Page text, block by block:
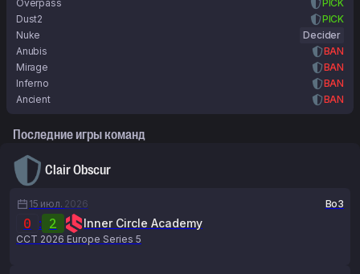
Overpass
PICK
Dust2
PICK
Nuke
Decider
Anubis
BAN
Mirage
BAN
Inferno
BAN
Ancient
BAN
Последние игры команд
Clair Obscur
15 июл. 2026 Bo3
0 : 2 Inner Circle Academy
CCT 2026 Europe Series 5